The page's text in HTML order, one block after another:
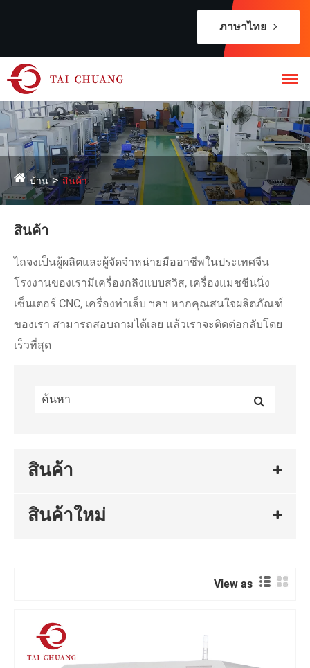
ภาษาไทย
บ้าน สินค้า
สินค้า
ไถจงเป็นผู้ผลิตและผู้จัดจำหน่ายมืออาชีพในประเทศจีน
โรงงานของเรามีเครื่องกลึงแบบสวิส, เครื่องแมชชีนนิ่ง
เซ็นเตอร์ CNC, เครื่องทำเล็บ ฯลฯ หากคุณสนใจผลิตภัณฑ์
ของเรา สามารถสอบถามได้เลย แล้วเราจะติดต่อกลับโดย
เร็วที่สุด
สินค้า
สินค้าใหม่
View as